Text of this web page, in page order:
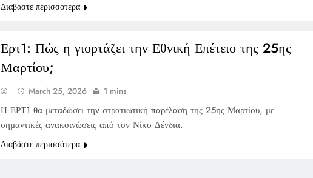
Διαβάστε περισσότερα
Ερτ1: Πώς η γιορτάζει την Εθνική Επέτειο της 25ης
Μαρτίου;
March 25, 2026 1 mins
Η ΕΡΤ1 θα μεταδώσει την στρατιωτική παρέλαση της 25ης Μαρτίου, με
σημαντικές ανακοινώσεις από τον Νίκο Δένδια.
Διαβάστε περισσότερα